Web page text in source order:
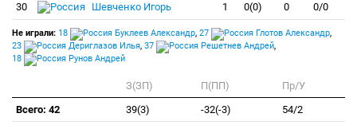
30 Шевченко Игорь 1 0(0) 0 0/0
Не играли: 18 Буклеев Александр, 27 Глотов Александр,
23
Дериглазов Илья, 37 Решетнев Андрей,
18
Рунов Андрей
З(ЗП) П(ПП)
Пр/У
Всего: 42
39(3) -32(-3) 54/2